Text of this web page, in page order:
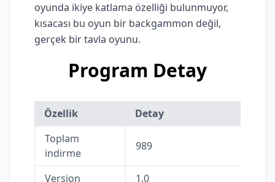
oyunda ikiye katlama özelliği bulunmuyor,
kısacası bu oyun bir backgammon değil,
gerçek bir tavla oyunu.
Program Detay
Özellik
Detay
Toplam
indirme
989
Version 1.0